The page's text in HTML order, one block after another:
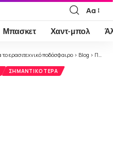
Font
Resizer
Αα
Μπασκετ Χαντ-μπολ
ερασιτεχνικό ποδόσφαιρο > Blog > Ποδόσφαιρο
ΣΗΜΑΝΤΙΚΌΤΕΡΑ